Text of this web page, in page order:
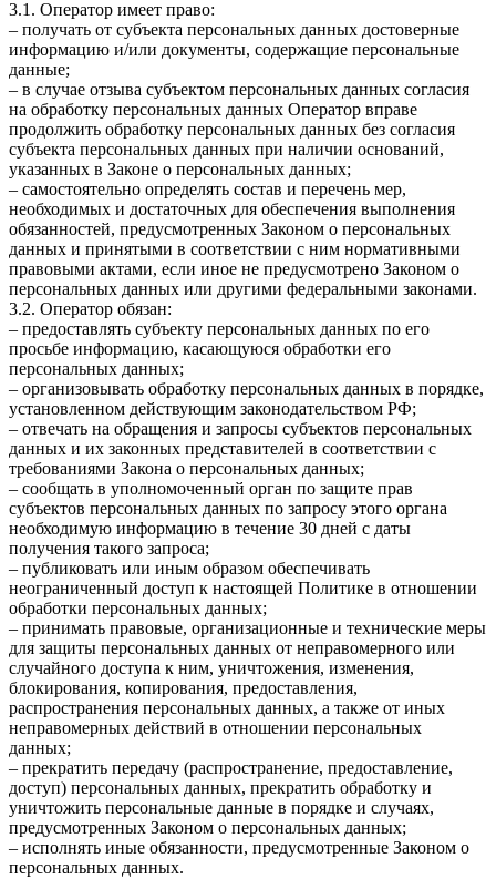
3.1. Оператор имеет право:
– получать от субъекта персональных данных достоверные
информацию и/или документы, содержащие персональные
данные;
– в случае отзыва субъектом персональных данных согласия
на обработку персональных данных Оператор вправе
продолжить обработку персональных данных без согласия
субъекта персональных данных при наличии оснований,
указанных в Законе о персональных данных;
– самостоятельно определять состав и перечень мер,
необходимых и достаточных для обеспечения выполнения
обязанностей, предусмотренных Законом о персональных
данных и принятыми в соответствии с ним нормативными
правовыми актами, если иное не предусмотрено Законом о
персональных данных или другими федеральными законами.
3.2. Оператор обязан:
– предоставлять субъекту персональных данных по его
просьбе информацию, касающуюся обработки его
персональных данных;
– организовывать обработку персональных данных в порядке,
установленном действующим законодательством РФ;
– отвечать на обращения и запросы субъектов персональных
данных и их законных представителей в соответствии с
требованиями Закона о персональных данных;
– сообщать в уполномоченный орган по защите прав
субъектов персональных данных по запросу этого органа
необходимую информацию в течение 30 дней с даты
получения такого запроса;
– публиковать или иным образом обеспечивать
неограниченный доступ к настоящей Политике в отношении
обработки персональных данных;
– принимать правовые, организационные и технические меры
для защиты персональных данных от неправомерного или
случайного доступа к ним, уничтожения, изменения,
блокирования, копирования, предоставления,
распространения персональных данных, а также от иных
неправомерных действий в отношении персональных
данных;
– прекратить передачу (распространение, предоставление,
доступ) персональных данных, прекратить обработку и
уничтожить персональные данные в порядке и случаях,
предусмотренных Законом о персональных данных;
– исполнять иные обязанности, предусмотренные Законом о
персональных данных.